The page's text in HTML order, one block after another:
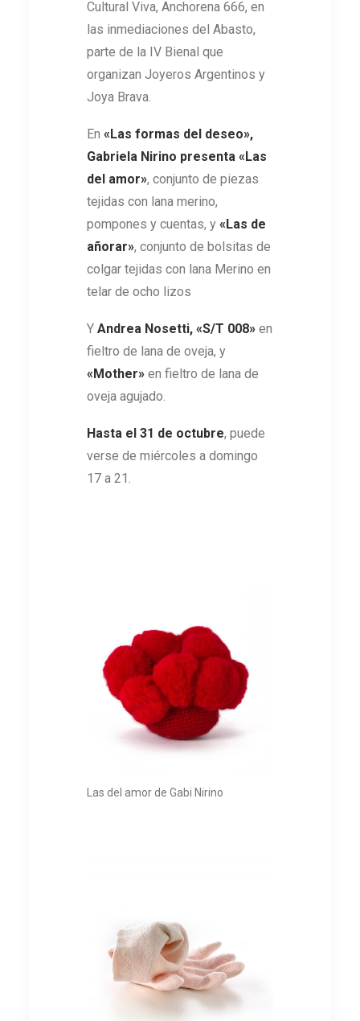
Cultural Viva, Anchorena 666, en
las inmediaciones del Abasto,
parte de la IV Bienal que
organizan Joyeros Argentinos y
Joya Brava.
En «Las formas del deseo»,
Gabriela Nirino presenta «Las
del amor», conjunto de piezas
tejidas con lana merino,
pompones y cuentas, y «Las de
añorar», conjunto de bolsitas de
colgar tejidas con lana Merino en
telar de ocho lizos
Y Andrea Nosetti, «S/T 008» en
fieltro de lana de oveja, y
«Mother» en fieltro de lana de
oveja agujado.
Hasta el 31 de octubre, puede
verse de miércoles a domingo
17 a 21.
Las del amor de Gabi Nirino